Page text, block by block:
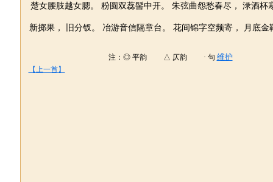
楚女腰肢越女腮。 粉圆双蕊髻中开。 朱弦曲怨愁春尽， 渌酒杯
新掷果， 旧分钗。 冶游音信隔章台。 花间锦字空频寄， 月底金
注：◎ 平韵 △ 仄韵 · 句 维护
【上一首】